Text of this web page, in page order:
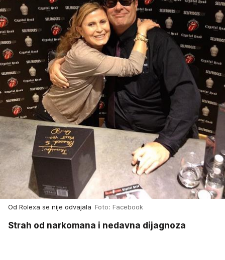
Od Rolexa se nije odvajala Foto: Facebook
Strah od narkomana i nedavna dijagnoza